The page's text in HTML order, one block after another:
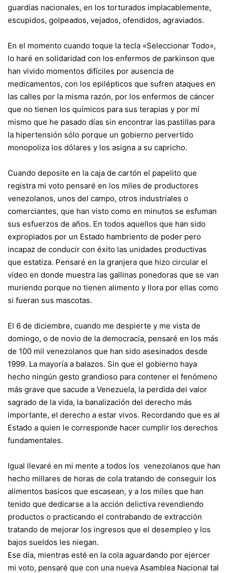
guardias nacionales, en los torturados implacablemente,
escupidos, golpeados, vejados, ofendidos, agraviados.
En el momento cuando toque la tecla «Seleccionar Todo»,
lo haré en solidaridad con los enfermos de parkinson que
han vivido momentos difíciles por ausencia de
medicamentos, con los epilépticos que sufren ataques en
las calles por la misma razón, por los enfermos de cáncer
que no tienen los químicos para sus terapias y por mí
mismo que he pasado días sin encontrar las pastillas para
la hipertensión sólo porque un gobierno pervertido
monopoliza los dólares y los asigna a su capricho.
Cuando deposite en la caja de cartón el papelito que
registra mi voto pensaré en los miles de productores
venezolanos, unos del campo, otros industriales o
comerciantes, que han visto como en minutos se esfuman
sus esfuerzos de años. En todos aquellos que han sido
expropiados por un Estado hambriento de poder pero
incapaz de conducir con éxito las unidades productivas
que estatiza. Pensaré en la granjera que hizo circular el
video en donde muestra las gallinas ponedoras que se van
muriendo porque no tienen alimento y llora por ellas como
si fueran sus mascotas.
El 6 de diciembre, cuando me despierte y me vista de
domingo, o de novio de la democracia, pensaré en los más
de 100 mil venezolanos que han sido asesinados desde
1999. La mayoría a balazos. Sin que el gobierno haya
hecho ningún gesto grandioso para contener el fenómeno
más grave que sacude a Venezuela, la perdida del valor
sagrado de la vida, la banalización del derecho más
importante, el derecho a estar vivos. Recordando que es al
Estado a quien le corresponde hacer cumplir los derechos
fundamentales.
Igual llevaré en mi mente a todos los venezolanos que han
hecho millares de horas de cola tratando de conseguir los
alimentos basicos que escasean, y a los miles que han
tenido que dedicarse a la acción delictiva revendiendo
productos o practicando el contrabando de extracción
tratando de mejorar los ingresos que el desempleo y los
bajos sueldos les niegan.
Ese día, mientras esté en la cola aguardando por ejercer
mi voto, pensaré que con una nueva Asamblea Nacional tal